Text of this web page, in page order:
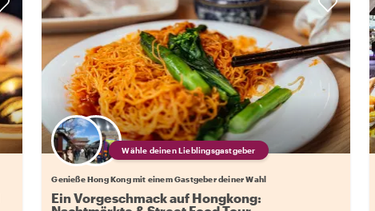
Wähle deinen Lieblingsgastgeber
Genieße Hong Kong mit einem Gastgeber deiner Wahl
Ein Vorgeschmack auf Hongkong: